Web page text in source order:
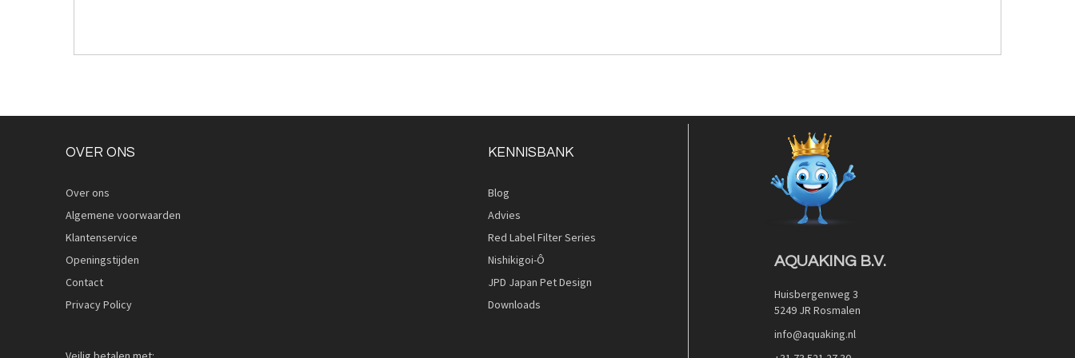
OVER ONS
Over ons
Algemene voorwaarden
Klantenservice
Openingstijden
Contact
Privacy Policy
KENNISBANK
Blog
Advies
Red Label Filter Series
Nishikigoi-Ô
JPD Japan Pet Design
Downloads
AQUAKING B.V.
Huisbergenweg 3
5249 JR Rosmalen
info@aquaking.nl